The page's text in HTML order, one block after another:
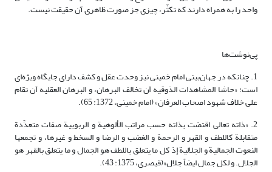
واحد را به همراه دارند که تکثّر، چیزی جز صورت ظاهری آن حقیقت نیست.
پی‌نوشت‌ها
1. چنانکه در جهان‌بینی امام خمینی نیز وحدت عقل و کشف دارای جایگاه ویژه‌ای
است: «حاشا المشاهدات الذوقیه اَن تخالف البرهان، و البرهان العقلیه اَن تقام
علی خلاف شهود اصحاب العرفان» (امام خمینی، 1372: 65).
2. «ذاته تعالى اقتضت بذاته حسب مراتب الألوهیة و الربوبیة صفات متعدِّدة
متقابلة کاللطف و القهر و الرحمة و الغضب و الرضا و السخط و غیرها، و تجمعها
النعوت الجمالیة و الجلالیة إذ کل ما یتعلق باللطف هو الجمال و ما یتعلق بالقهر هو
الجلال. و لکل جمال ایضاً جلال‏»(قیصری، 1375: 43).